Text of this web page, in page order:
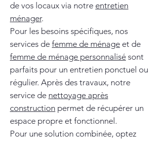
de vos locaux via notre entretien
ménager.
Pour les besoins spécifiques, nos
services de femme de ménage et de
femme de ménage personnalisé sont
parfaits pour un entretien ponctuel ou
régulier. Après des travaux, notre
service de nettoyage après
construction permet de récupérer un
espace propre et fonctionnel.
Pour une solution combinée, optez